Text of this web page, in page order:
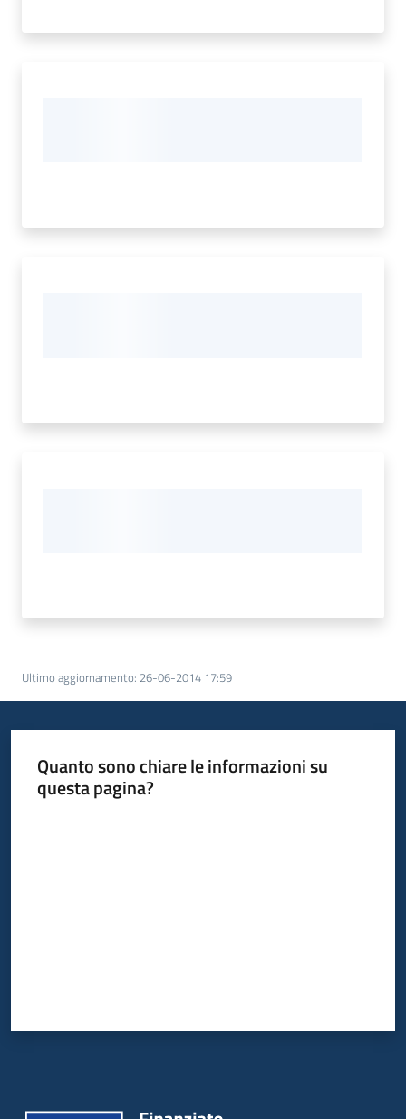
Ultimo aggiornamento: 26-06-2014 17:59
Quanto sono chiare le informazioni su
questa pagina?